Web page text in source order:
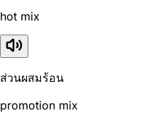
hot mix
ส่วนผสมร้อน
promotion mix